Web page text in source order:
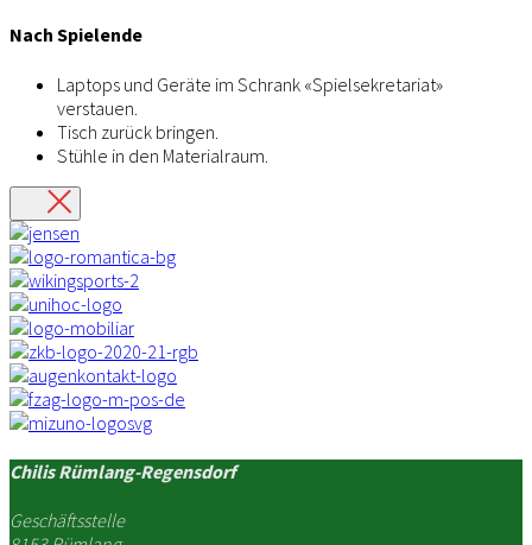
Nach Spielende
Laptops und Geräte im Schrank «Spielsekretariat»
verstauen.
Tisch zurück bringen.
Stühle in den Materialraum.
Chilis Rümlang-Regensdorf
Geschäftsstelle